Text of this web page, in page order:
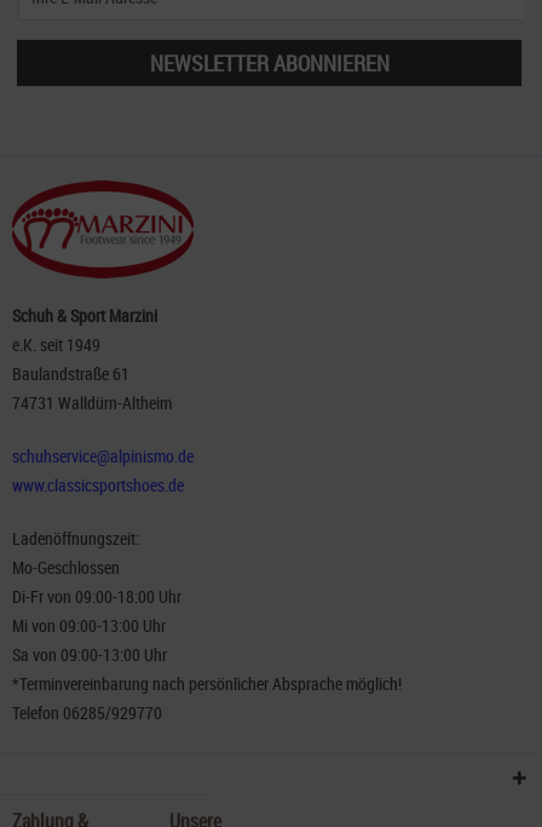
NEWSLETTER ABONNIEREN
Schuh & Sport Marzini
e.K. seit 1949
Baulandstraße 61
74731 Walldürn-Altheim
schuhservice@alpinismo.de
www.classicsportshoes.de
Ladenöffnungszeit:
Mo-Geschlossen
Di-Fr von 09:00-18:00 Uhr
Mi von 09:00-13:00 Uhr
Sa von 09:00-13:00 Uhr
*Terminvereinbarung nach persönlicher Absprache möglich!
Telefon 06285/929770
Zahlung & Unsere